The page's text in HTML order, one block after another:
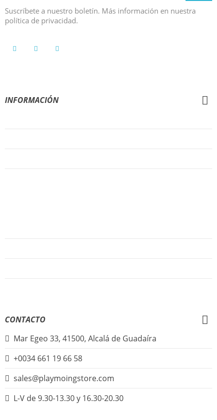
Suscríbete a nuestro boletín. Más información en nuestra
política de privacidad.
INFORMACIÓN
CONTACTO
Mar Egeo 33, 41500, Alcalá de Guadaíra
+0034 661 19 66 58
sales@playmoingstore.com
L-V de 9.30-13.30 y 16.30-20.30